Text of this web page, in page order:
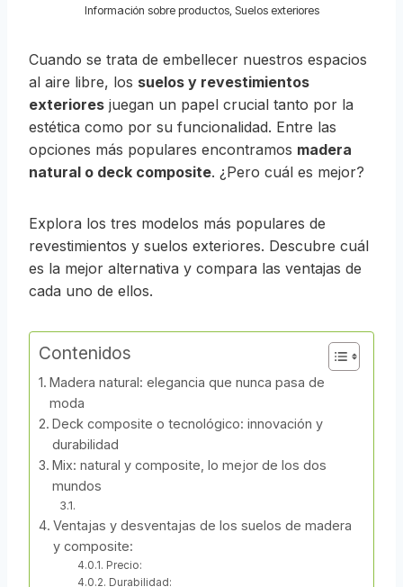
Información sobre productos, Suelos exteriores
Cuando se trata de embellecer nuestros espacios
al aire libre, los suelos y revestimientos
exteriores juegan un papel crucial tanto por la
estética como por su funcionalidad. Entre las
opciones más populares encontramos madera
natural o deck composite. ¿Pero cuál es mejor?
Explora los tres modelos más populares de
revestimientos y suelos exteriores. Descubre cuál
es la mejor alternativa y compara las ventajas de
cada uno de ellos.
Contenidos
Madera natural: elegancia que nunca pasa de
moda
Deck composite o tecnológico: innovación y
durabilidad
Mix: natural y composite, lo mejor de los dos
mundos
Ventajas y desventajas de los suelos de madera
y composite:
Precio:
Durabilidad: